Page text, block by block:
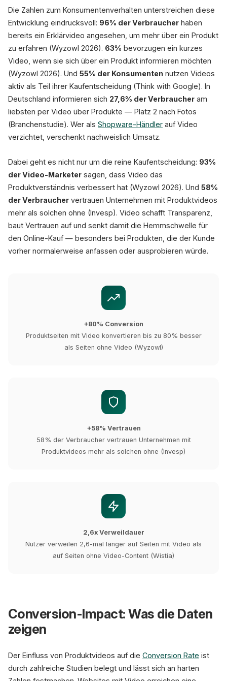
Die Zahlen zum Konsumentenverhalten unterstreichen diese
Entwicklung eindrucksvoll: 96% der Verbraucher haben
bereits ein Erklärvideo angesehen, um mehr über ein Produkt
zu erfahren (Wyzowl 2026). 63% bevorzugen ein kurzes
Video, wenn sie sich über ein Produkt informieren möchten
(Wyzowl 2026). Und 55% der Konsumenten nutzen Videos
aktiv als Teil ihrer Kaufentscheidung (Think with Google). In
Deutschland informieren sich 27,6% der Verbraucher am
liebsten per Video über Produkte — Platz 2 nach Fotos
(Branchenstudie). Wer als Shopware-Händler auf Video
verzichtet, verschenkt nachweislich Umsatz.
Dabei geht es nicht nur um die reine Kaufentscheidung: 93%
der Video-Marketer sagen, dass Video das
Produktverständnis verbessert hat (Wyzowl 2026). Und 58%
der Verbraucher vertrauen Unternehmen mit Produktvideos
mehr als solchen ohne (Invesp). Video schafft Transparenz,
baut Vertrauen auf und senkt damit die Hemmschwelle für
den Online-Kauf — besonders bei Produkten, die der Kunde
vorher normalerweise anfassen oder ausprobieren würde.
+80% Conversion
Produktseiten mit Video konvertieren bis zu 80% besser
als Seiten ohne Video (Wyzowl)
+58% Vertrauen
58% der Verbraucher vertrauen Unternehmen mit
Produktvideos mehr als solchen ohne (Invesp)
2,6x Verweildauer
Nutzer verweilen 2,6-mal länger auf Seiten mit Video als
auf Seiten ohne Video-Content (Wistia)
Conversion-Impact: Was die Daten
zeigen
Der Einfluss von Produktvideos auf die Conversion Rate ist
durch zahlreiche Studien belegt und lässt sich an harten